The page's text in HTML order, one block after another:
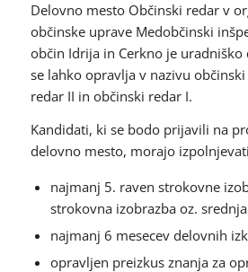
Delovno mesto Občinski redar v
občinske uprave Medobčinski
občin Idrija in Cerkno je uradniško
se lahko opravlja v nazivu
redar II in občinski redar I.
Kandidati, ki se bodo prijavili na
delovno mesto, morajo
najmanj 5. raven strokovne
strokovna izobrazba oz.
najmanj 6 mesecev delovnih
opravljen preizkus znanja za